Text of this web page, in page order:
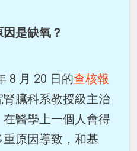
因是缺氧？
8 月 20 日的查核報
臟科系教授級主治
醫學上一個人會得
原因導致，和基